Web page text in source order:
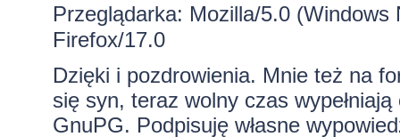
Przeglądarka: Mozilla/5.0
Firefox/17.0
Dzięki i pozdrowienia. Mnie też na
się syn, teraz wolny czas
GnuPG. Podpisuję własne